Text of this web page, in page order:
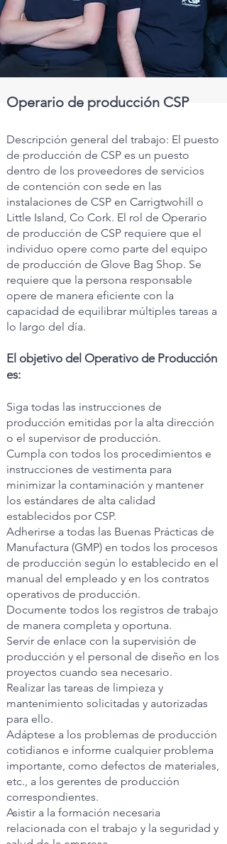
Operario de producción CSP
Descripción general del trabajo: El puesto
de producción de CSP es un puesto
dentro de los proveedores de servicios
de contención con sede en las
instalaciones de CSP en Carrigtwohill o
Little Island, Co Cork. El rol de Operario
de producción de CSP requiere que el
individuo opere como parte del equipo
de producción de Glove Bag Shop. Se
requiere que la persona responsable
opere de manera eficiente con la
capacidad de equilibrar múltiples tareas a
lo largo del día.
El objetivo del Operativo de Producción
es:
Siga todas las instrucciones de
producción emitidas por la alta dirección
o el supervisor de producción.
Cumpla con todos los procedimientos e
instrucciones de vestimenta para
minimizar la contaminación y mantener
los estándares de alta calidad
establecidos por CSP.
Adherirse a todas las Buenas Prácticas de
Manufactura (GMP) en todos los procesos
de producción según lo establecido en el
manual del empleado y en los contratos
operativos de producción.
Documente todos los registros de trabajo
de manera completa y oportuna.
Servir de enlace con la supervisión de
producción y el personal de diseño en los
proyectos cuando sea necesario.
Realizar las tareas de limpieza y
mantenimiento solicitadas y autorizadas
para ello.
Adáptese a los problemas de producción
cotidianos e informe cualquier problema
importante, como defectos de materiales,
etc., a los gerentes de producción
correspondientes.
Asistir a la formación necesaria
relacionada con el trabajo y la seguridad y